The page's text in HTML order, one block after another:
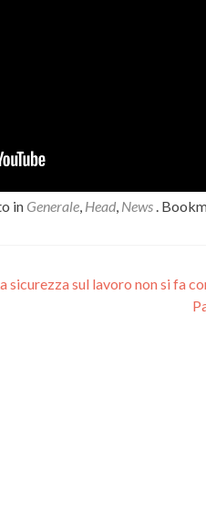
in Generale, Head, News .
sicurezza sul lavoro non si fa